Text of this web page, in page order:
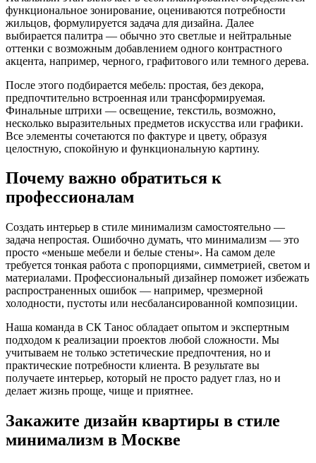
функциональное зонирование, оцениваются потребности
жильцов, формулируется задача для дизайна. Далее
выбирается палитра — обычно это светлые и нейтральные
оттенки с возможным добавлением одного контрастного
акцента, например, черного, графитового или темного дерева.
После этого подбирается мебель: простая, без декора,
предпочтительно встроенная или трансформируемая.
Финальные штрихи — освещение, текстиль, возможно,
несколько выразительных предметов искусства или графики.
Все элементы сочетаются по фактуре и цвету, образуя
целостную, спокойную и функциональную картину.
Почему важно обратиться к
профессионалам
Создать интерьер в стиле минимализм самостоятельно —
задача непростая. Ошибочно думать, что минимализм — это
просто «меньше мебели и белые стены». На самом деле
требуется тонкая работа с пропорциями, симметрией, светом и
материалами. Профессиональный дизайнер поможет избежать
распространенных ошибок — например, чрезмерной
холодности, пустоты или несбалансированной композиции.
Наша команда в СК Танос обладает опытом и экспертным
подходом к реализации проектов любой сложности. Мы
учитываем не только эстетические предпочтения, но и
практические потребности клиента. В результате вы
получаете интерьер, который не просто радует глаз, но и
делает жизнь проще, чище и приятнее.
Закажите дизайн квартиры в стиле
минимализм в Москве